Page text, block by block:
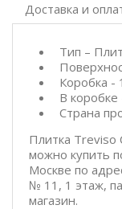
Доставка и
Тип –
Коробка -
В
Страна
Плитка Treviso
можно купить
Москве по
№ 11, 1 этаж,
магазин.